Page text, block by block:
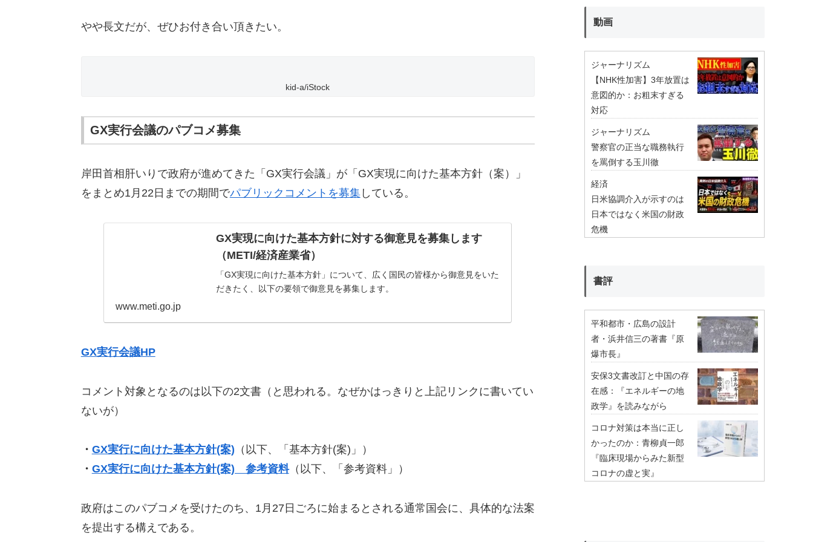
やや長文だが、ぜひお付き合い頂きたい。
kid-a/iStock
GX実行会議のパブコメ募集
岸田首相肝いりで政府が進めてきた「GX実行会議」が「GX実現に向けた基本方針（案）」
をまとめ1月22日までの期間でパブリックコメントを募集している。
GX実現に向けた基本方針に対する御意見を募集します
（METI/経済産業省）
「GX実現に向けた基本方針」について、広く国民の皆様から御意見をいた
だきたく、以下の要領で御意見を募集します。
www.meti.go.jp
GX実行会議HP
コメント対象となるのは以下の2文書（と思われる。なぜかはっきりと上記リンクに書いてい
ないが）
・ GX実行に向けた基本方針(案) （以下、「基本方針(案)」）
・ GX実行に向けた基本方針(案) 参考資料（以下、「参考資料」）
政府はこのパブコメを受けたのち、1月27日ごろに始まるとされる通常国会に、具体的な法案
を提出する構えである。
動画
ジャーナリズム
【NHK性加害】3年放置は
意図的か：お粗末すぎる
対応
ジャーナリズム
警察官の正当な職務執行
を罵倒する玉川徹
経済
日米協調介入が示すのは
日本ではなく米国の財政
危機
書評
平和都市・広島の設計
者・浜井信三の著書『原
爆市長』
安保3文書改訂と中国の存
在感：『エネルギーの地
政学』を読みながら
コロナ対策は本当に正し
かったのか：青柳貞一郎
『臨床現場からみた新型
コロナの虚と実』